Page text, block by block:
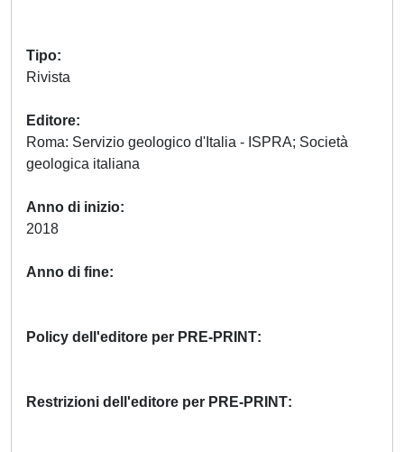
Tipo
Rivista
Editore
Roma: Servizio geologico d'Italia - ISPRA; Società
Anno di inizio
Anno di fine
Policy dell'editore per PRE-PRINT
Restrizioni dell'editore per PRE-PRINT